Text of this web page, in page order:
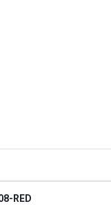
RED